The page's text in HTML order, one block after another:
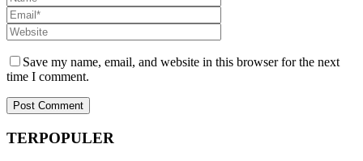
Save my name, email, and website in this browser for the next
time I comment.
TERPOPULER